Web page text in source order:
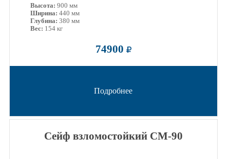
Высота: 900 мм
Ширина: 440 мм
Глубина: 380 мм
Вес: 154 кг
74900
Подробнее
Сейф взломостойкий СМ-90